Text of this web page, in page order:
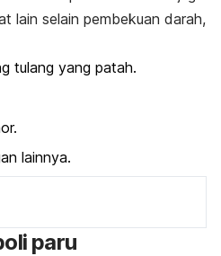
lain selain pembekuan darah,
tulang yang patah.
lainnya.
paru